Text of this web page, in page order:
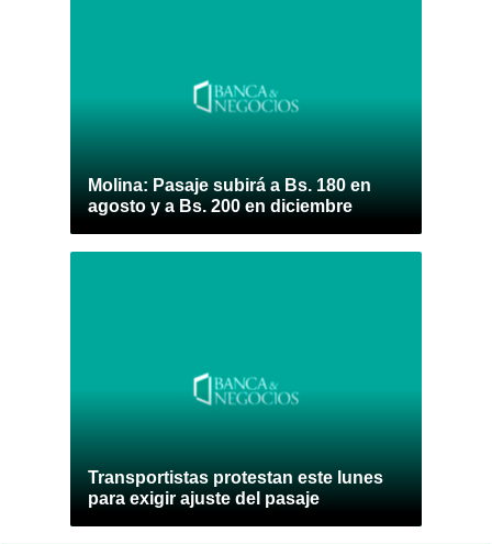
Molina: Pasaje subirá a Bs. 180 en
agosto y a Bs. 200 en diciembre
Transportistas protestan este lunes
para exigir ajuste del pasaje